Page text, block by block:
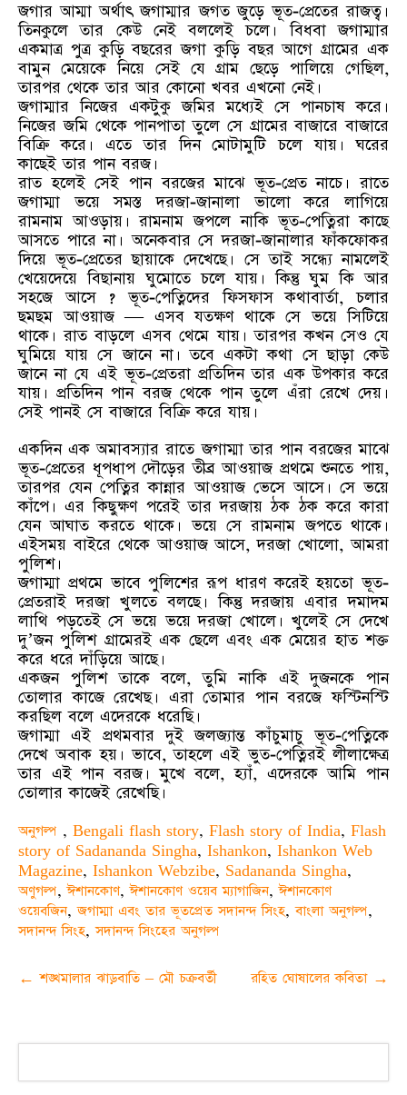
জগার আম্মা অর্থাৎ জগাম্মার জগত জুড়ে ভূত-প্রেতের রাজত্ব।
তিনকুলে তার কেউ নেই বললেই চলে। বিধবা জগাম্মার
একমাত্র পুত্র কুড়ি বছরের জগা কুড়ি বছর আগে গ্রামের এক
বামুন মেয়েকে নিয়ে সেই যে গ্রাম ছেড়ে পালিয়ে গেছিল,
তারপর থেকে তার আর কোনো খবর এখনো নেই।
জগাম্মার নিজের একটুকু জমির মধ্যেই সে পানচাষ করে।
নিজের জমি থেকে পানপাতা তুলে সে গ্রামের বাজারে বাজারে
বিক্রি করে। এতে তার দিন মোটামুটি চলে যায়। ঘরের
কাছেই তার পান বরজ।
রাত হলেই সেই পান বরজের মাঝে ভূত-প্রেত নাচে। রাতে
জগাম্মা ভয়ে সমস্ত দরজা-জানালা ভালো করে লাগিয়ে
রামনাম আওড়ায়। রামনাম জপলে নাকি ভূত-পেত্নিরা কাছে
আসতে পারে না। অনেকবার সে দরজা-জানালার ফাঁকফোকর
দিয়ে ভূত-প্রেতের ছায়াকে দেখেছে। সে তাই সন্ধ্যে নামলেই
খেয়েদেয়ে বিছানায় ঘুমোতে চলে যায়। কিন্তু ঘুম কি আর
সহজে আসে ? ভূত-পেত্নিদের ফিসফাস কথাবার্তা, চলার
ছমছম আওয়াজ — এসব যতক্ষণ থাকে সে ভয়ে সিটিয়ে
থাকে। রাত বাড়লে এসব থেমে যায়। তারপর কখন সেও যে
ঘুমিয়ে যায় সে জানে না। তবে একটা কথা সে ছাড়া কেউ
জানে না যে এই ভূত-প্রেতরা প্রতিদিন তার এক উপকার করে
যায়। প্রতিদিন পান বরজ থেকে পান তুলে এঁরা রেখে দেয়।
সেই পানই সে বাজারে বিক্রি করে যায়।
একদিন এক অমাবস্যার রাতে জগাম্মা তার পান বরজের মাঝে
ভূত-প্রেতের ধূপধাপ দৌড়ের তীব্র আওয়াজ প্রথমে শুনতে পায়,
তারপর যেন পেত্নির কান্নার আওয়াজ ভেসে আসে। সে ভয়ে
কাঁপে। এর কিছুক্ষণ পরেই তার দরজায় ঠক ঠক করে কারা
যেন আঘাত করতে থাকে। ভয়ে সে রামনাম জপতে থাকে।
এইসময় বাইরে থেকে আওয়াজ আসে, দরজা খোলো, আমরা
পুলিশ।
জগাম্মা প্রথমে ভাবে পুলিশের রূপ ধারণ করেই হয়তো ভূত-
প্রেতরাই দরজা খুলতে বলছে। কিন্তু দরজায় এবার দমাদম
লাথি পড়তেই সে ভয়ে ভয়ে দরজা খোলে। খুলেই সে দেখে
দু’জন পুলিশ গ্রামেরই এক ছেলে এবং এক মেয়ের হাত শক্ত
করে ধরে দাঁড়িয়ে আছে।
একজন পুলিশ তাকে বলে, তুমি নাকি এই দুজনকে পান
তোলার কাজে রেখেছ। এরা তোমার পান বরজে ফস্টিনস্টি
করছিল বলে এদেরকে ধরেছি।
জগাম্মা এই প্রথমবার দুই জলজ্যান্ত কাঁচুমাচু ভূত-পেত্নিকে
দেখে অবাক হয়। ভাবে, তাহলে এই ভুত-পেত্নিরই লীলাক্ষেত্র
তার এই পান বরজ। মুখে বলে, হ্যাঁ, এদেরকে আমি পান
তোলার কাজেই রেখেছি।
অনুগল্প , Bengali flash story, Flash story of India, Flash
story of Sadananda Singha, Ishankon, Ishankon Web
Magazine, Ishankon Webzibe, Sadananda Singha,
অণুগল্প,ঈশানকোণ,ঈশানকোণ ওয়েব ম্যাগাজিন,ঈশানকোণ
ওয়েবজিন,জগাম্মা এবং তার ভূতপ্রেত সদানন্দ সিংহ,বাংলা অনুগল্প,
সদানন্দ সিংহ,সদানন্দ সিংহের অনুগল্প
Post
← শঙ্খমালার ঝাড়বাতি – মৌ চক্রবর্তী রহিত ঘোষালের কবিতা →